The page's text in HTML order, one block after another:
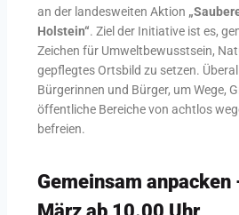
an der landesweiten Aktion
Holstein“. Ziel der Initiative ist es,
Zeichen für Umweltbewusstsein,
gepflegtes Ortsbild zu setzen.
Bürgerinnen und Bürger, um Wege,
öffentliche Bereiche von achtlos
befreien.
Gemeinsam anpacken